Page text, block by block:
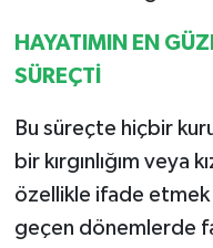
HAYATIMIN EN
SÜREÇTİ
Bu süreçte hiçbir
bir kırgınlığım veya
özellikle ifade
geçen dönemlerde